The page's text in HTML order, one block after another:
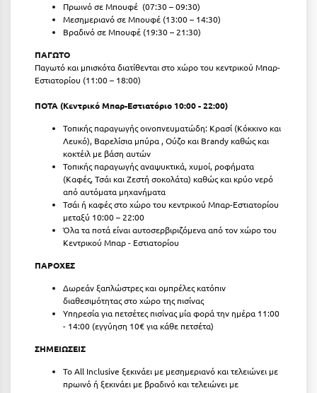
Λεπτοκαρυά
Λέσβος
Λευκάδα
Λήμνος
Λίμνη Πλαστήρα
Λιτόχωρο
Λουτρά Πόζαρ
Λουτρά Υπάτης
Μαραθώνας Αττικής
Πρωινό σε Μπουφέ (07:30 – 09:30)
Μεσημεριανό σε Μπουφέ (13:00 – 14:30)
Βραδινό σε Μπουφέ (19:30 – 21:30)
ΠΑΓΩΤΟ
Παγωτό και μπισκότα διατίθενται στο χώρο τoυ κεντρικού Μπαρ-
Εστιατορίου (11:00 – 18:00)
ΠΟΤΑ (Κεντρικό Μπαρ-Εστιατόριο 10:00 - 22:00)
Τοπικής παραγωγής οινοπνευματώδη: Κρασί (Κόκκινο και
Λευκό), Βαρελίσια μπύρα , Ούζο και Brandy καθώς και
κοκτέιλ με βάση αυτών
Τοπικής παραγωγής αναψυκτικά, χυμοί, ροφήματα
(Καφές, Τσάι και Ζεστή σοκολάτα) καθώς και κρύο νερό
από αυτόματα μηχανήματα
Τσάι ή καφές στο χώρο του κεντρικού Μπαρ-Εστιατορίου
μεταξύ 10:00 – 22:00
Όλα τα ποτά είναι αυτοσερβιριζόμενα από τον χώρο του
Κεντρικού Μπαρ - Εστιατορίου
ΠΑΡΟΧΕΣ
Δωρεάν ξαπλώστρες και ομπρέλες κατόπιν
διαθεσιμότητας στο χώρο της πισίνας
Υπηρεσία για πετσέτες πισίνας μία φορά την ημέρα 11:00
- 14:00 (εγγύηση 10€ για κάθε πετσέτα)
ΣΗΜΕΙΩΣΕΙΣ
Το All Inclusive ξεκινάει με μεσημεριανό και τελειώνει με
πρωινό ή ξεκινάει με βραδινό και τελειώνει με